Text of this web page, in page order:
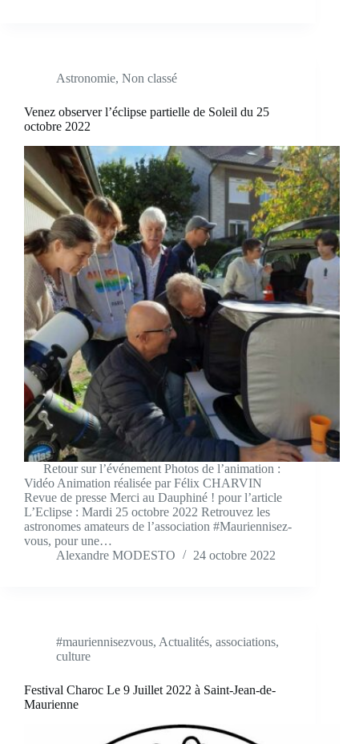
Astronomie, Non classé
Venez observer l’éclipse partielle de Soleil du 25
octobre 2022
Retour sur l’événement Photos de l’animation :
Vidéo Animation réalisée par Félix CHARVIN
Revue de presse Merci au Dauphiné ! pour l’article
L’Eclipse : Mardi 25 octobre 2022 Retrouvez les
astronomes amateurs de l’association #Mauriennisez-
vous, pour une…
Alexandre MODESTO
24 octobre 2022
#mauriennisezvous, Actualités, associations,
culture
Festival Charoc Le 9 Juillet 2022 à Saint-Jean-de-
Maurienne